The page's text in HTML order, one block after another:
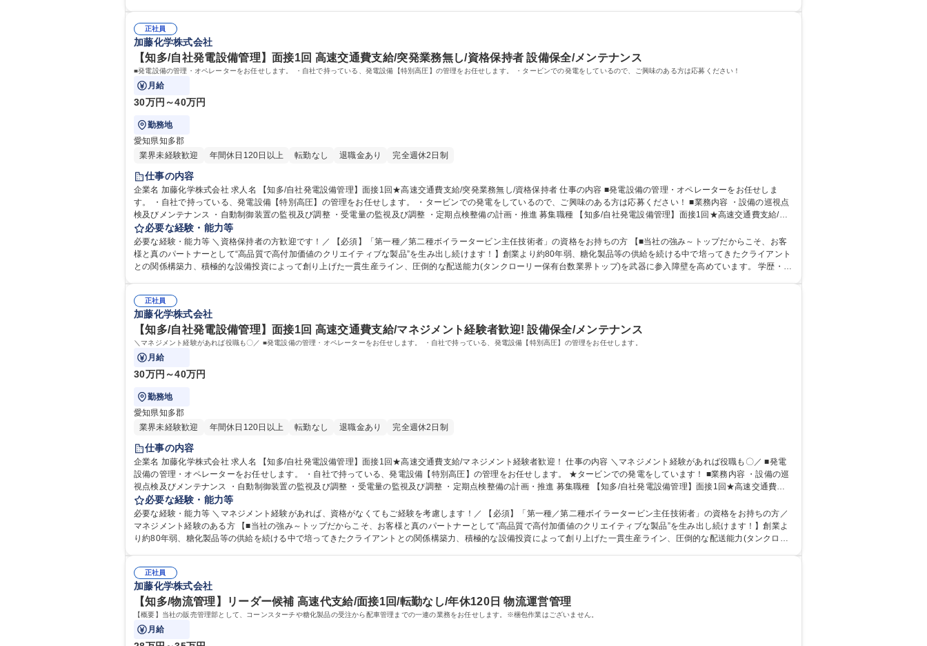
正社員
加藤化学株式会社
【知多/自社発電設備管理】面接1回 高速交通費支給/突発業務無し/資格保持者 設備保全/メンテナンス
■発電設備の管理・オペレーターをお任せします。 ・自社で持っている、発電設備【特別高圧】の管理をお任せします。 ・タービンでの発電をしているので、ご興味のある方は応募ください！
月給
30万円～40万円
勤務地
愛知県知多郡
業界未経験歓迎
年間休日120日以上 転勤なし 退職金あり 完全週休2日制
仕事の内容
企業名 加藤化学株式会社 求人名 【知多/自社発電設備管理】面接1回★高速交通費支給/突発業務無し/資格保持者 仕事の内容 ■発電設備の管理・オペレーターをお任せしま
す。 ・自社で持っている、発電設備【特別高圧】の管理をお任せします。 ・タービンでの発電をしているので、ご興味のある方は応募ください！ ■業務内容 ・設備の巡視点
検及びメンテナンス ・自動制御装置の監視及び調整 ・受電量の監視及び調整 ・定期点検整備の計画・推進 募集職種 【知多/自社発電設備管理】面接1回★高速交通費支給/突
発業務無し/資格保持者
必要な経験・能力等
必要な経験・能力等 ＼資格保持者の方歓迎です！／ 【必須】「第一種／第二種ボイラータービン主任技術者」の資格をお持ちの方 【■当社の強み～トップだからこそ、お客
様と真のパートナーとして“高品質で高付加価値のクリエイティブな製品”を生み出し続けます！】創業より約80年弱、糖化製品等の供給を続ける中で培ってきたクライアント
との関係構築力、積極的な設備投資によって創り上げた一貫生産ライン、圧倒的な配送能力(タンクローリー保有台数業界トップ)を武器に参入障壁を高めています。 学歴・資
正社員
加藤化学株式会社
【知多/自社発電設備管理】面接1回 高速交通費支給/マネジメント経験者歓迎! 設備保全/メンテナンス
＼マネジメント経験があれば役職も〇／ ■発電設備の管理・オペレーターをお任せします。 ・自社で持っている、発電設備【特別高圧】の管理をお任せします。
月給
30万円～40万円
勤務地
愛知県知多郡
業界未経験歓迎
年間休日120日以上 転勤なし 退職金あり 完全週休2日制
仕事の内容
企業名 加藤化学株式会社 求人名 【知多/自社発電設備管理】面接1回★高速交通費支給/マネジメント経験者歓迎！ 仕事の内容 ＼マネジメント経験があれば役職も〇／ ■発電
設備の管理・オペレーターをお任せします。 ・自社で持っている、発電設備【特別高圧】の管理をお任せします。 ★タービンでの発電をしています！ ■業務内容 ・設備の巡
視点検及びメンテナンス ・自動制御装置の監視及び調整 ・受電量の監視及び調整 ・定期点検整備の計画・推進 募集職種 【知多/自社発電設備管理】面接1回★高速交通費支
給/マネジメント経験者歓迎！
必要な経験・能力等
必要な経験・能力等 ＼マネジメント経験があれば、資格がなくてもご経験を考慮します！／ 【必須】「第一種／第二種ボイラータービン主任技術者」の資格をお持ちの方／
マネジメント経験のある方 【■当社の強み～トップだからこそ、お客様と真のパートナーとして“高品質で高付加価値のクリエイティブな製品”を生み出し続けます！】創業よ
り約80年弱、糖化製品等の供給を続ける中で培ってきたクライアントとの関係構築力、積極的な設備投資によって創り上げた一貫生産ライン、圧倒的な配送能力(タンクロー
正社員
加藤化学株式会社
【知多/物流管理】リーダー候補 高速代支給/面接1回/転勤なし/年休120日 物流運営管理
【概要】当社の販売管理部として、コーンスターチや糖化製品の受注から配車管理までの一連の業務をお任せします。※梱包作業はございません。
月給